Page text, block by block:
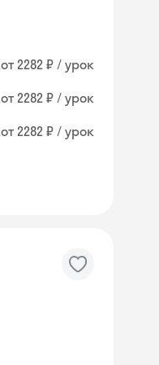
от 2282 ₽ / урок
от 2282 ₽ / урок
от 2282 ₽ / урок